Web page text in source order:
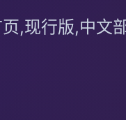
,现行版,中文